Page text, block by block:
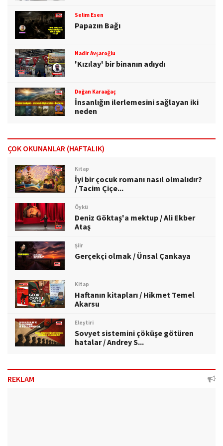
Selim Esen
Papazın Bağı
Nadir Avşaroğlu
'Kızılay' bir binanın adıydı
Doğan Karaağaç
İnsanlığın ilerlemesini sağlayan iki
neden
ÇOK OKUNANLAR (HAFTALIK)
Kitap
İyi bir çocuk romanı nasıl olmalıdır?
/ Tacim Çiçe...
Öykü
Deniz Göktaş'a mektup / Ali Ekber
Ataş
Şiir
Gerçekçi olmak / Ünsal Çankaya
Kitap
Haftanın kitapları / Hikmet Temel
Akarsu
Eleştiri
Sovyet sistemini çöküşe götüren
hatalar / Andrey S...
REKLAM